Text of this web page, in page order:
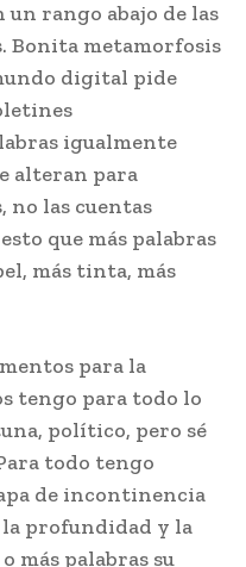
rango abajo de las
Bonita metamorfosis
digital pide
igualmente
alteran para
no las cuentas
que más palabras
más tinta, más
para la
tengo para todo lo
político, pero sé
todo tengo
de incontinencia
profundidad y la
más palabras su